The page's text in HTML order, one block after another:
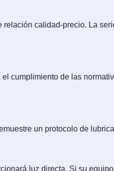
calidad-precio. La
cumplimiento de las
un protocolo de
luz directa. Si su